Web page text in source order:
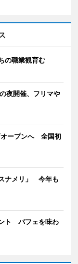
の職業観育む
夜開催、フリマや
オープンへ 全国初
ナメリ」 今年も
ト パフェを味わ